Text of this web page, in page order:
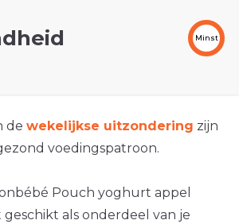
Minst
de wekelijkse uitzondering zijn
voedingspatroon.
Pouch yoghurt appel
geschikt als onderdeel van je